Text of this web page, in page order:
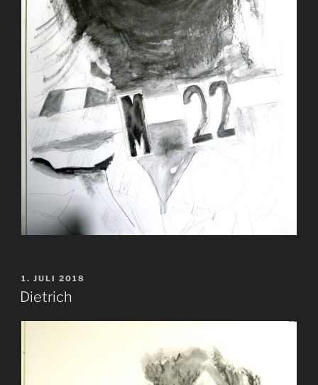
VERÖFFENTLICHT
AM
1. JULI 2018
Dietrich